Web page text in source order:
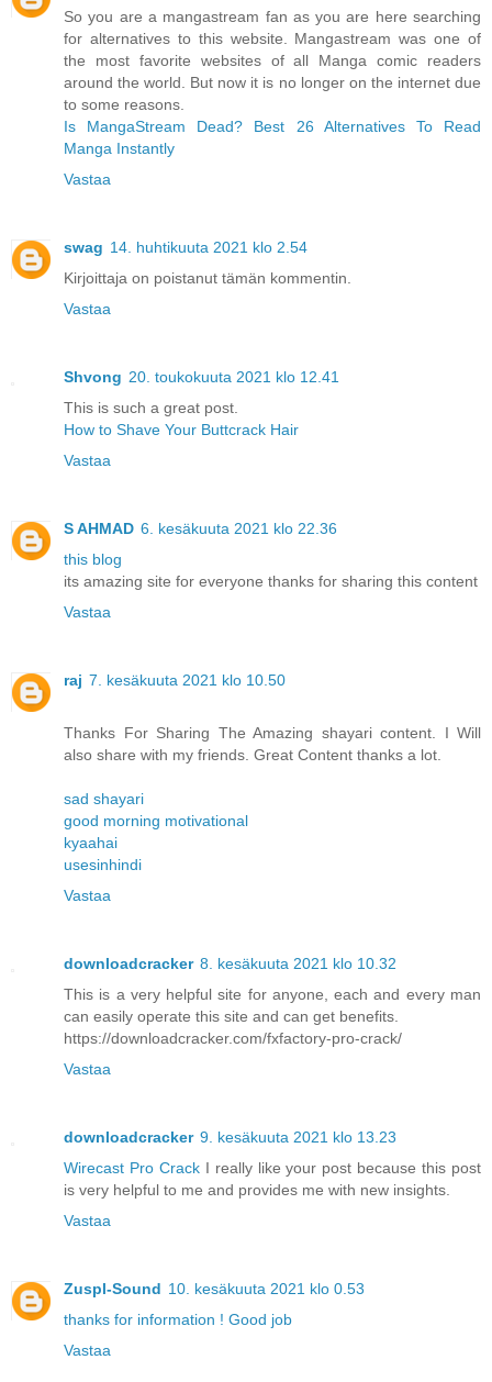
So you are a mangastream fan as you are here searching
for alternatives to this website. Mangastream was one of
the most favorite websites of all Manga comic readers
around the world. But now it is no longer on the internet due
to some reasons.
Is MangaStream Dead? Best 26 Alternatives To Read
Manga Instantly
Vastaa
swag 14. huhtikuuta 2021 klo 2.54
Kirjoittaja on poistanut tämän kommentin.
Vastaa
Shvong 20. toukokuuta 2021 klo 12.41
This is such a great post.
How to Shave Your Buttcrack Hair
Vastaa
S AHMAD 6. kesäkuuta 2021 klo 22.36
this blog
its amazing site for everyone thanks for sharing this content
Vastaa
raj 7. kesäkuuta 2021 klo 10.50
Thanks For Sharing The Amazing shayari content. I Will
also share with my friends. Great Content thanks a lot.
sad shayari
good morning motivational
kyaahai
usesinhindi
Vastaa
downloadcracker 8. kesäkuuta 2021 klo 10.32
This is a very helpful site for anyone, each and every man
can easily operate this site and can get benefits.
https://downloadcracker.com/fxfactory-pro-crack/
Vastaa
downloadcracker 9. kesäkuuta 2021 klo 13.23
Wirecast Pro Crack I really like your post because this post
is very helpful to me and provides me with new insights.
Vastaa
Zuspl-Sound 10. kesäkuuta 2021 klo 0.53
thanks for information ! Good job
Vastaa